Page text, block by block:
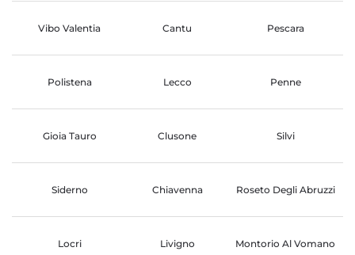
Vibo Valentia Cantu Pescara
Polistena Lecco Penne
Gioia Tauro Clusone Silvi
Siderno Chiavenna Roseto Degli Abruzzi
Locri Livigno Montorio Al Vomano